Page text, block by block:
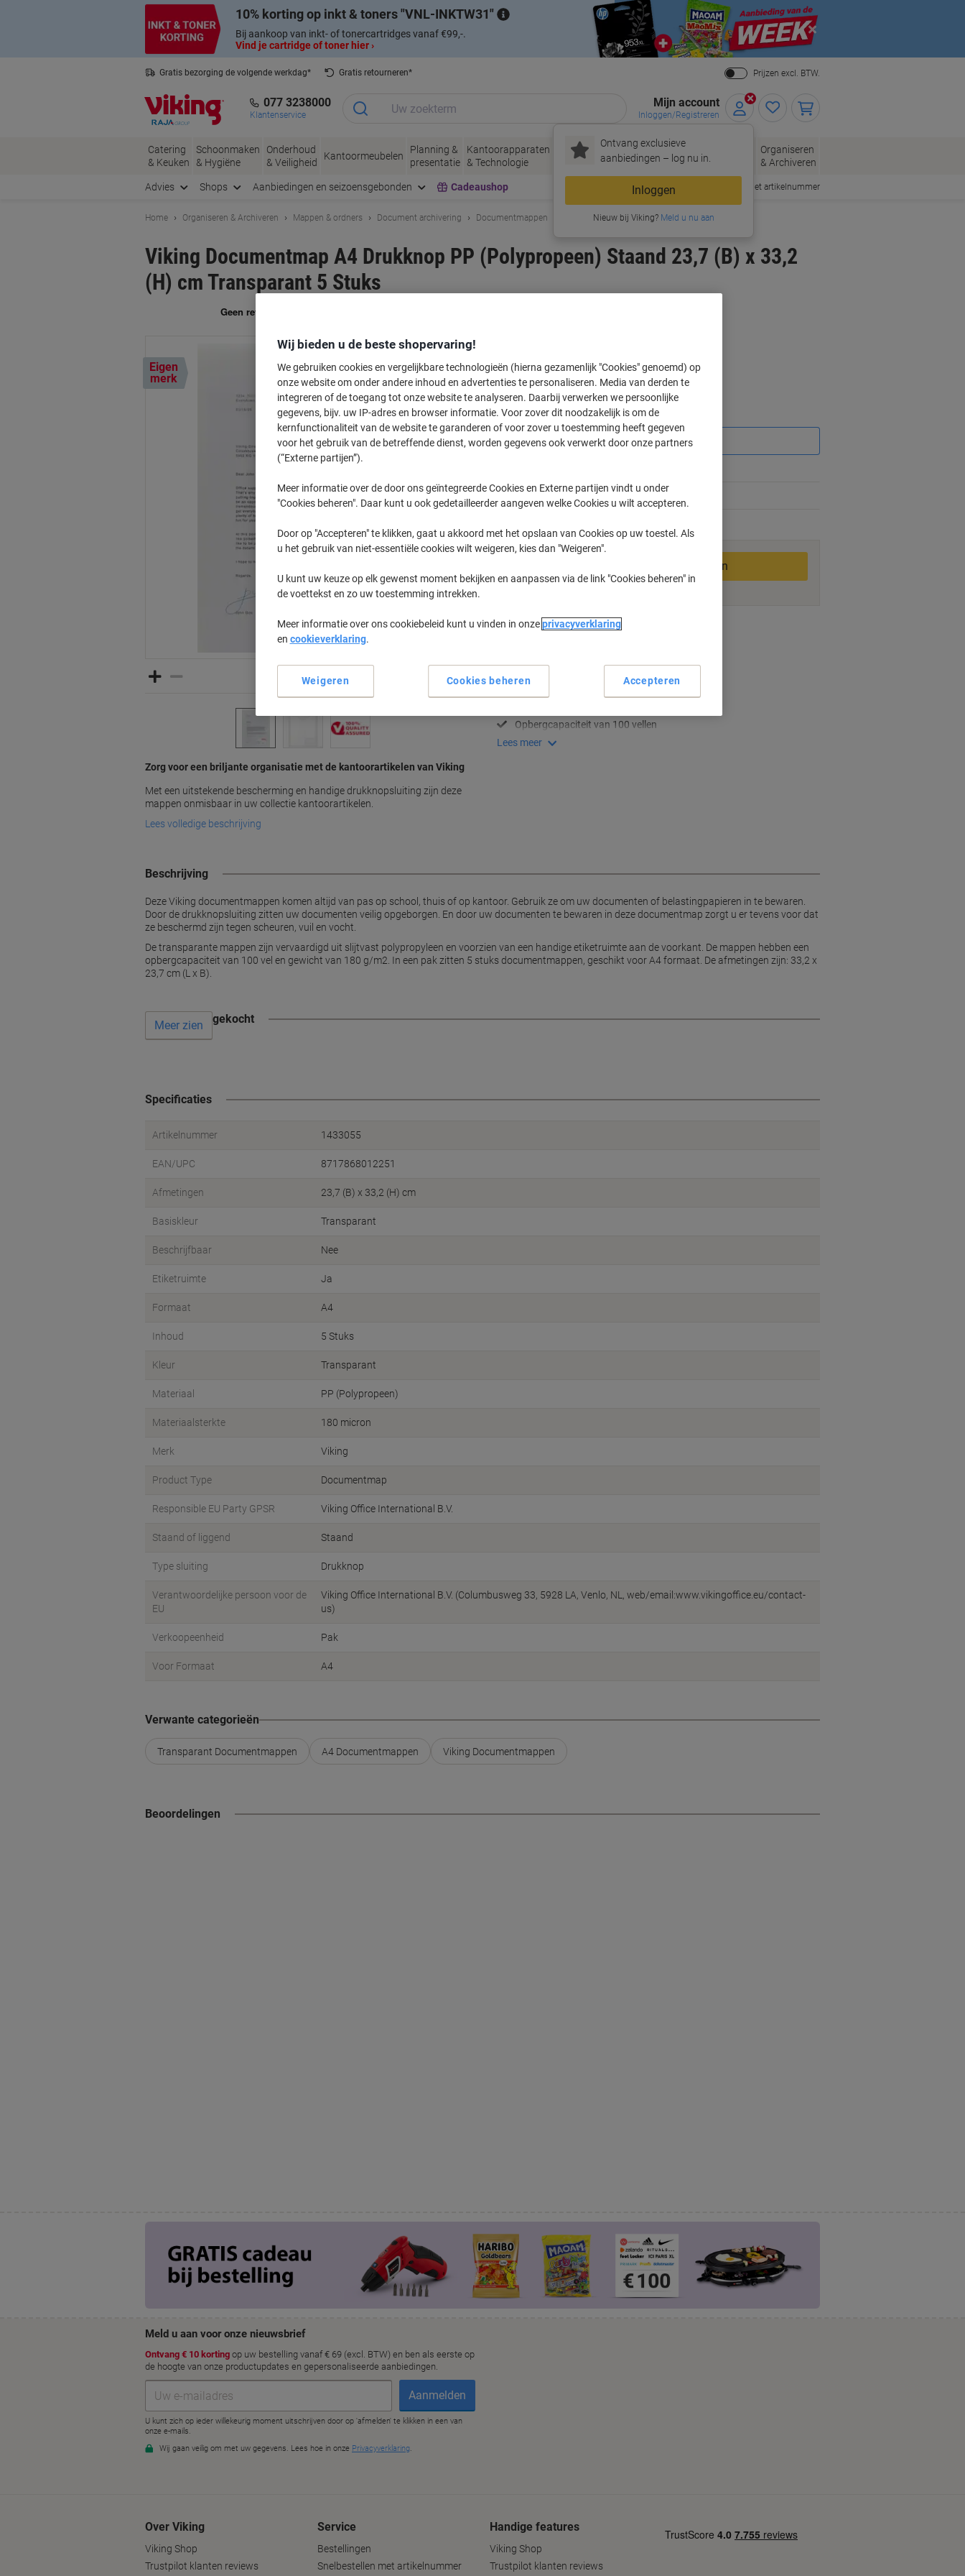
10% korting op inkt & toners VNL-INKTW31
Bij aankoop van inkt- of tonercartridges vanaf €99,-.
Vind je cartridge of toner hier ›
Close
Gratis bezorging de volgende werkdag*
Gratis retourneren*
Prijzen excl. BTW.
077 3238000
Klantenservice
Mijn account
Inloggen/Registreren
Ontvang exclusieve
aanbiedingen – log nu in.
Inloggen
Nieuw bij Viking?Meld u nu aan
Catering
& Keuken
Schoonmaken
& Hygiëne
Onderhoud
& Veiligheid
Kantoormeubelen
Planning &
presentatie
Kantoorapparaten
& Technologie
Inkt &
Toner
Papier, Enveloppen
& Verpakken
Kantoorartikelen
Organiseren
& Archiveren
Advies Shops Aanbiedingen en seizoensgebonden Cadeaushop Snel bestellen met artikelnummer
Home Organiseren & Archiveren Mappen & ordners Document archivering Documentmappen
Viking Documentmap A4 Drukknop PP (Polypropeen) Staand 23,7 (B) x 33,2
(H) cm Transparant 5 Stuks
Eigen
merk
Zorg voor een briljante organisatie met de kantoorartikelen van Viking
Met een uitstekende bescherming en handige drukknopsluiting zijn deze
mappen onmisbaar in uw collectie kantoorartikelen.
Lees volledige beschrijving
€ 5,99
Vanaf 10 Pakken
€ 7,25 Incl. btw
Aantal Excl. btw
1-4Pakken € 6,49
10+Pakken € 5,99 -7%
Momenteel op voorraad Levertijd 2-3 werkdagen
In winkelwagen
Aan een lijst toevoegen
Bezorginformatie Betalingsmogelijkheden
Transparant ontwerp voor snelle identificatie
Drukknopsluiting voor veilige afsluiting
Opbergcapaciteit van 100 vellen
Lees meer
Beschrijving
Deze Viking documentmappen komen altijd van pas op school, thuis of op kantoor. Gebruik ze om uw documenten of belastingpapieren in te bewaren.
Door de drukknopsluiting zitten uw documenten veilig opgeborgen. En door uw documenten te bewaren in deze documentmap zorgt u er tevens voor dat
ze beschermd zijn tegen scheuren, vuil en vocht.
De transparante mappen zijn vervaardigd uit slijtvast polypropyleen en voorzien van een handige etiketruimte aan de voorkant. De mappen hebben een
opbergcapaciteit van 100 vel en gewicht van 180 g/m2. In een pak zitten 5 stuks documentmappen, geschikt voor A4 formaat. De afmetingen zijn: 33,2 x
23,7 cm (L x B).
Vaak samen gekocht
Meer zien
Specificaties
Artikelnummer 1433055
EAN/UPC 8717868012251
Afmetingen 23,7 (B) x 33,2 (H) cm
Basiskleur Transparant
Beschrijfbaar Nee
Etiketruimte Ja
Formaat A4
Inhoud 5 Stuks
Kleur Transparant
Materiaal PP (Polypropeen)
Materiaalsterkte 180 micron
Merk Viking
Product Type Documentmap
Responsible EU Party GPSR Viking Office International B.V.
Staand of liggend Staand
Type sluiting Drukknop
Verantwoordelijke persoon voor de
EU
Viking Office International B.V. (Columbusweg 33, 5928 LA, Venlo, NL, web/email:www.vikingoffice.eu/contact-
us)
Verkoopeenheid Pak
Voor Formaat A4
Verwante categorieën
Transparant Documentmappen A4 Documentmappen Viking Documentmappen
Beoordelingen
Over Viking
Viking Shop
Trustpilot klanten reviews
Service
Bestellingen
Snelbestellen met artikelnummer
Handige features
Viking Shop
Trustpilot klanten reviews
Wij bieden u de beste shopervaring!
We gebruiken cookies en vergelijkbare technologieën (hierna gezamenlijk "Cookies" genoemd) op
onze website om onder andere inhoud en advertenties te personaliseren. Media van derden te
integreren of de toegang tot onze website te analyseren. Daarbij verwerken we persoonlijke
gegevens, bijv. uw IP-adres en browser informatie. Voor zover dit noodzakelijk is om de
kernfunctionaliteit van de website te garanderen of voor zover u toestemming heeft gegeven
voor het gebruik van de betreffende dienst, worden gegevens ook verwerkt door onze partners
(“Externe partijen”).
Meer informatie over de door ons geïntegreerde Cookies en Externe partijen vindt u onder
"Cookies beheren". Daar kunt u ook gedetailleerder aangeven welke Cookies u wilt accepteren.
Door op "Accepteren" te klikken, gaat u akkoord met het opslaan van Cookies op uw toestel. Als
u het gebruik van niet-essentiële cookies wilt weigeren, kies dan "Weigeren".
U kunt uw keuze op elk gewenst moment bekijken en aanpassen via de link "Cookies beheren" in
de voettekst en zo uw toestemming intrekken.
Meer informatie over ons cookiebeleid kunt u vinden in onzeprivacyverklaring
en cookieverklaring.
Cookies beheren
Weigeren Accepteren